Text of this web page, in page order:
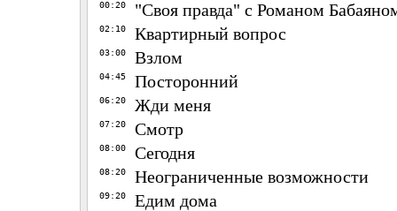
00:20 "Своя правда" с Романом
02:10 Квартирный вопрос
03:00 Взлом
04:45 Посторонний
06:20 Жди меня
07:20 Смотр
08:00 Сегодня
08:20 Неограниченные возможности
09:20 Едим дома